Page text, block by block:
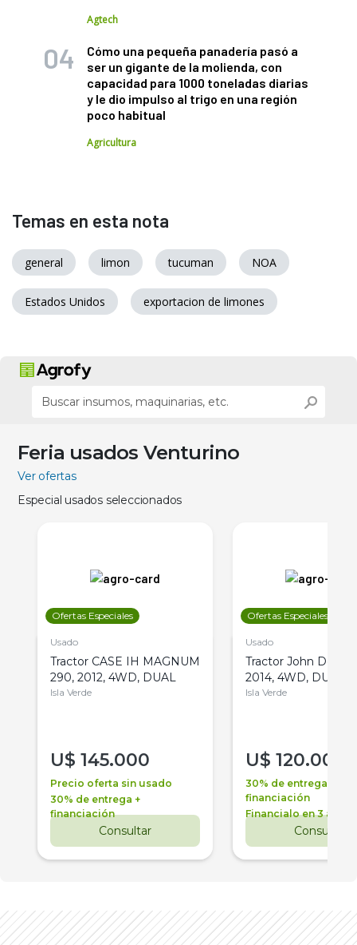
Agtech
Cómo una pequeña panadería pasó a
ser un gigante de la molienda, con
capacidad para 1000 toneladas diarias
y le dio impulso al trigo en una región
poco habitual
Agricultura
Temas en esta nota
general limon tucuman NOA
Estados Unidos exportacion de limones
Feria usados Venturino
Ver ofertas
Especial usados seleccionados
Ofertas Especiales
Usado
Tractor CASE IH MAGNUM
290, 2012, 4WD, DUAL
Isla Verde
U$ 145.000
Precio oferta sin usado
30% de entrega +
financiación
Consultar
Ofertas Especiales
Usado
Tractor John Deere
2014, 4WD, DUAL
Isla Verde
U$ 120.000
30% de entrega +
financiación
Financialo en 3 años
Consultar